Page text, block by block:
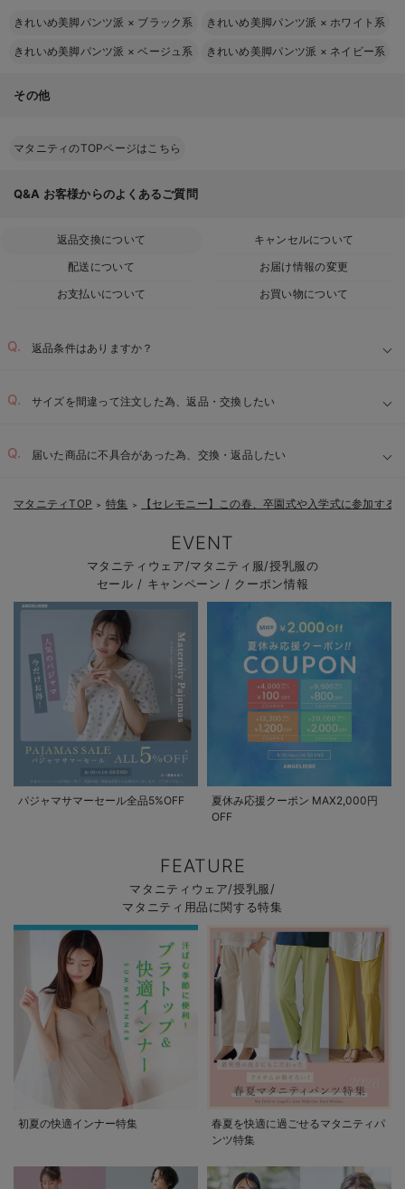
きれいめ美脚パンツ派 × ブラック系 きれいめ美脚パンツ派 ×ホワイト系
きれいめ美脚パンツ派 ×ベージュ系 きれいめ美脚パンツ派 × ネイビー系
その他
マタニティのTOPページはこちら
Q&A お客様からのよくあるご質問
返品交換について
キャンセルについて
配送について
お届け情報の変更
お支払いについて
お買い物について
返品条件はありますか？
サイズを間違って注文した為、返品・交換したい
届いた商品に不具合があった為、交換・返品したい
マタニティTOP ＞ 特集 ＞ 【セレモニー】この春、卒園式や入学式に参加する
EVENT
マタニティウェア/マタニティ服/授乳服の
セール / キャンペーン / クーポン情報
パジャマサマーセール全品5%OFF
夏休み応援クーポン MAX2,000円
OFF
FEATURE
マタニティウェア/授乳服/
マタニティ用品に関する特集
初夏の快適インナー特集
春夏を快適に過ごせるマタニティパ
ンツ特集